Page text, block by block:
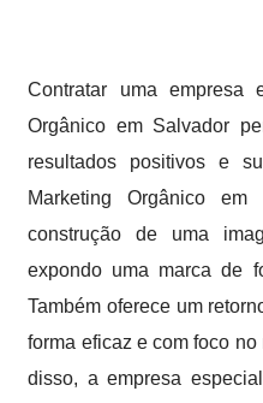
Contratar uma empresa
Orgânico em Salvador
resultados positivos e
Marketing Orgânico
construção de uma
expondo uma marca de
Também oferece um
forma eficaz e com foco
disso, a empresa